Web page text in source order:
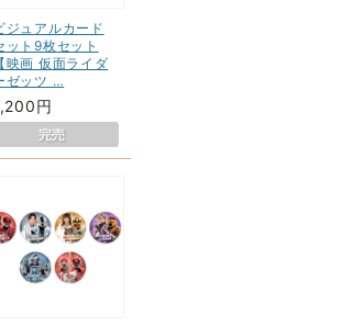
ジュアルカード
ット9枚セット
【映画 仮面ライダ
ゼッツ …
円